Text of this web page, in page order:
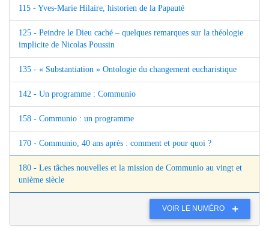
115 - Yves-Marie Hilaire, historien de la Papauté
125 - Peindre le Dieu caché – quelques remarques sur la théologie
implicite de Nicolas Poussin
135 - « Substantiation » Ontologie du changement eucharistique
142 - Un programme : Communio
158 - Communio : un programme
170 - Communio, 40 ans après : comment et pour quoi ?
180 - Les tâches nouvelles et la mission de Communio au vingt et
unième siècle
VOIR LE NUMÉRO